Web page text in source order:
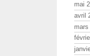
mai
avril
mars